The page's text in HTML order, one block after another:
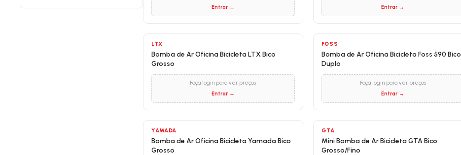
Entrar →
Entrar →
LTX
Bomba de Ar Oficina Bicicleta LTX Bico
Grosso
Faça login para ver preços
Entrar →
FOSS
Bomba de Ar Oficina Bicicleta Foss 590 Bico
Duplo
Faça login para ver preços
Entrar →
YAMADA
Bomba de Ar Oficina Bicicleta Yamada Bico
Grosso
GTA
Mini Bomba de Ar Bicicleta GTA Bico
Grosso/Fino